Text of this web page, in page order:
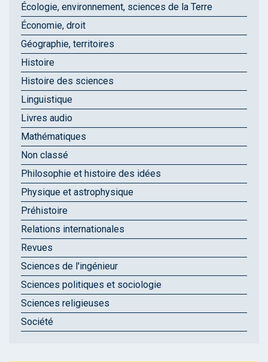
Écologie, environnement, sciences de la Terre
Économie, droit
Géographie, territoires
Histoire
Histoire des sciences
Linguistique
Livres audio
Mathématiques
Non classé
Philosophie et histoire des idées
Physique et astrophysique
Préhistoire
Relations internationales
Revues
Sciences de l'ingénieur
Sciences politiques et sociologie
Sciences religieuses
Société